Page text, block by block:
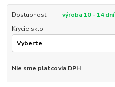
Dostupnosť
výroba 10 - 14 dní
Krycie sklo
Nie sme platcovia DPH